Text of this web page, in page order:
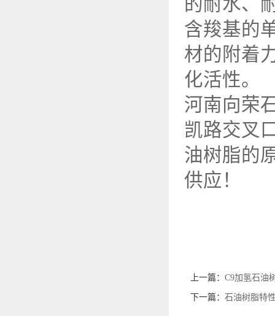
含羧基的
材的附着
化活性。
河南向荣
凯路交叉
油树脂的
供应！
上一篇： C9加氢石油
下一篇： 石油树脂特